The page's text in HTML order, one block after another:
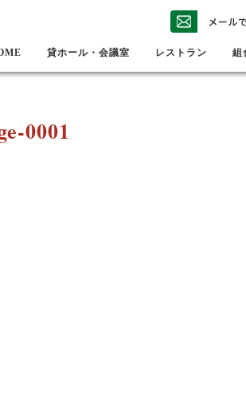
貸ホール・会議室 レストラン 組
0001